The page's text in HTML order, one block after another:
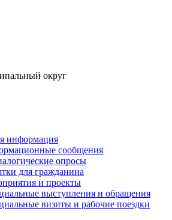
округ
информация
сообщения
опросы
для гражданина
и проекты
выступления и обращения
визиты и рабочие поездки